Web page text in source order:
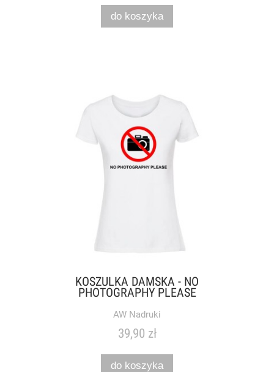
do koszyka
KOSZULKA DAMSKA - NO
PHOTOGRAPHY PLEASE
AW Nadruki
39,90 zł
do koszyka